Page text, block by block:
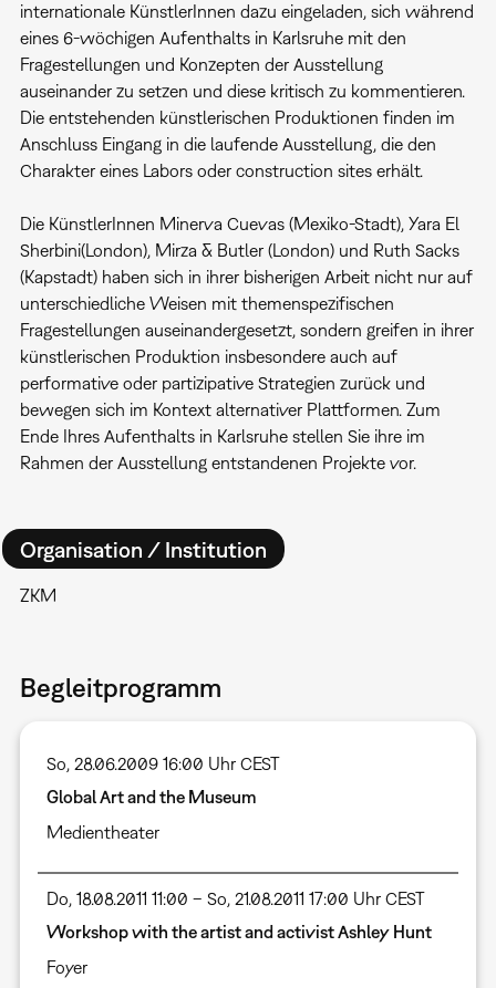
internationale KünstlerInnen dazu eingeladen, sich während
eines 6-wöchigen Aufenthalts in Karlsruhe mit den
Fragestellungen und Konzepten der Ausstellung
auseinander zu setzen und diese kritisch zu kommentieren.
Die entstehenden künstlerischen Produktionen finden im
Anschluss Eingang in die laufende Ausstellung, die den
Charakter eines Labors oder construction sites erhält.
Die KünstlerInnen Minerva Cuevas (Mexiko-Stadt), Yara El
Sherbini(London), Mirza & Butler (London) und Ruth Sacks
(Kapstadt) haben sich in ihrer bisherigen Arbeit nicht nur auf
unterschiedliche Weisen mit themenspezifischen
Fragestellungen auseinandergesetzt, sondern greifen in ihrer
künstlerischen Produktion insbesondere auch auf
performative oder partizipative Strategien zurück und
bewegen sich im Kontext alternativer Plattformen. Zum
Ende Ihres Aufenthalts in Karlsruhe stellen Sie ihre im
Rahmen der Ausstellung entstandenen Projekte vor.
Organisation / Institution
ZKM
Begleitprogramm
So, 28.06.2009 16:00 Uhr CEST
Global Art and the Museum
Medientheater
Do, 18.08.2011 11:00 – So, 21.08.2011 17:00 Uhr CEST
Workshop with the artist and activist Ashley Hunt
Foyer